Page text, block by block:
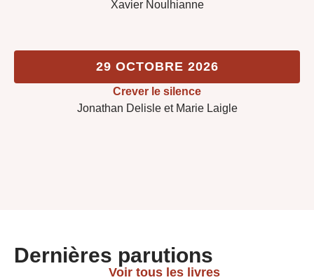
Xavier Noulhianne
29 OCTOBRE 2026
Crever le silence
Jonathan Delisle et Marie Laigle
Dernières parutions
Voir tous les livres